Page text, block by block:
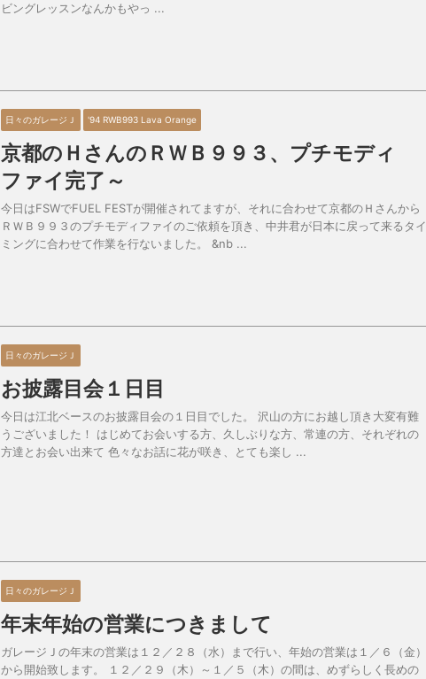
ビングレッスンなんかもやっ ...
日々のガレージＪ '94 RWB993 Lava Orange
京都のＨさんのＲＷＢ９９３、プチモディ
ファイ完了～
今日はFSWでFUEL FESTが開催されてますが、それに合わせて京都のＨさんから
ＲＷＢ９９３のプチモディファイのご依頼を頂き、中井君が日本に戻って来るタイ
ミングに合わせて作業を行ないました。 &nb ...
日々のガレージＪ
お披露目会１日目
今日は江北ベースのお披露目会の１日目でした。 沢山の方にお越し頂き大変有難
うございました！ はじめてお会いする方、久しぶりな方、常連の方、それぞれの
方達とお会い出来て 色々なお話に花が咲き、とても楽し ...
日々のガレージＪ
年末年始の営業につきまして
ガレージＪの年末の営業は１２／２８（水）まで行い、年始の営業は１／６（金）
から開始致します。 １２／２９（木）～１／５（木）の間は、めずらしく長めの